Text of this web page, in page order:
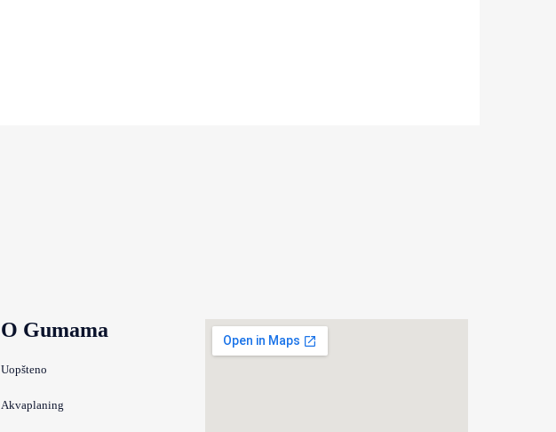
O Gumama
Uopšteno
Akvaplaning